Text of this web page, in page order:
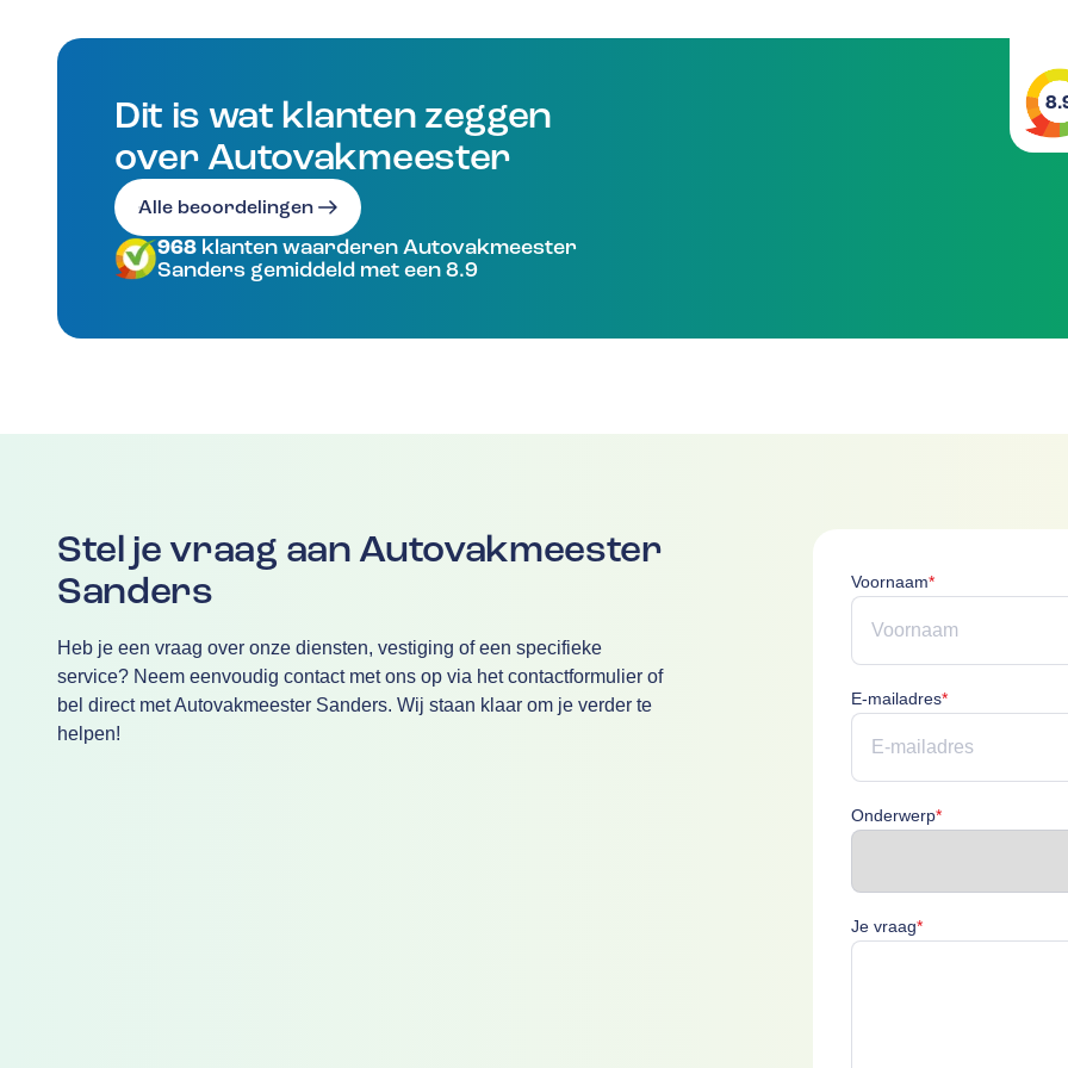
Dit is wat klanten zeggen
over Autovakmeester
Alle beoordelingen
968 klanten waarderen Autovakmeester
Sanders gemiddeld met een 8.9
Stel je vraag aan Autovakmeester
Sanders
Heb je een vraag over onze diensten, vestiging of een specifieke
service? Neem eenvoudig contact met ons op via het contactformulier of
bel direct met Autovakmeester Sanders. Wij staan klaar om je verder te
helpen!
Voornaam*Voornaam is
E-mailadres*E-mailadres is
Onderwerp*Onderwerp is
Je vraag*Je vraag is